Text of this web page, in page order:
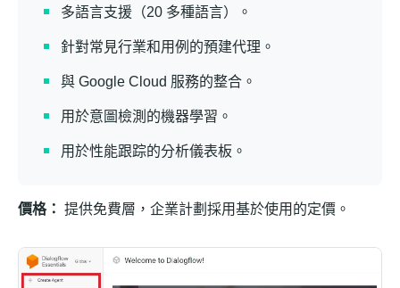
多語言支援（20 多種語言）。
針對常見行業和用例的預建代理。
與 Google Cloud 服務的整合。
用於意圖檢測的機器學習。
用於性能跟踪的分析儀表板。
價格： 提供免費層，企業計劃採用基於使用的定價。